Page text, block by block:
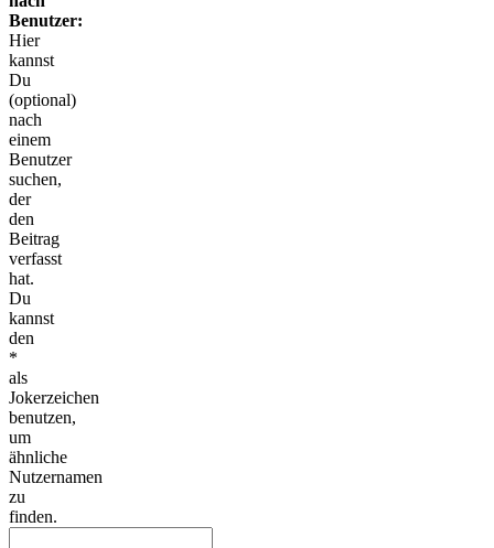
Benutzer:
Hier
kannst
Du
(optional)
nach
einem
Benutzer
suchen,
der
den
Beitrag
verfasst
hat.
Du
kannst
den
*
als
Jokerzeichen
benutzen,
um
ähnliche
Nutzernamen
zu
finden.